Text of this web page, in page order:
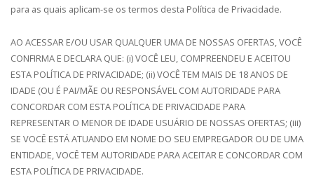
para as quais aplicam-se os termos desta Política de Privacidade.
AO ACESSAR E/OU USAR QUALQUER UMA DE NOSSAS OFERTAS, VOCÊ
CONFIRMA E DECLARA QUE: (i) VOCÊ LEU, COMPREENDEU E ACEITOU
ESTA POLÍTICA DE PRIVACIDADE; (ii) VOCÊ TEM MAIS DE 18 ANOS DE
IDADE (OU É PAI/MÃE OU RESPONSÁVEL COM AUTORIDADE PARA
CONCORDAR COM ESTA POLÍTICA DE PRIVACIDADE PARA
REPRESENTAR O MENOR DE IDADE USUÁRIO DE NOSSAS OFERTAS; (iii)
SE VOCÊ ESTÁ ATUANDO EM NOME DO SEU EMPREGADOR OU DE UMA
ENTIDADE, VOCÊ TEM AUTORIDADE PARA ACEITAR E CONCORDAR COM
ESTA POLÍTICA DE PRIVACIDADE.